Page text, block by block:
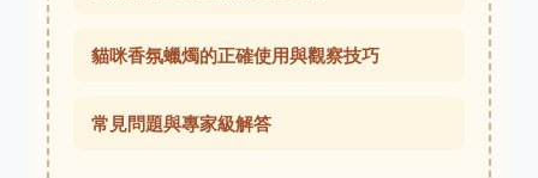
貓咪香氛蠟燭的正確使用與觀察技巧
常見問題與專家級解答